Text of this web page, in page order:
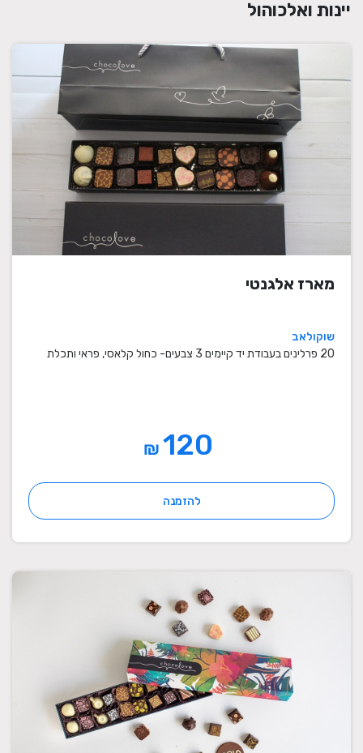
יינות ואלכוהול
מארז אלגנטי
שוקולאב
20 פרלינים בעבודת יד קיימים 3 צבעים- כחול קלאסי, פראי ותכלת
₪
להזמנה